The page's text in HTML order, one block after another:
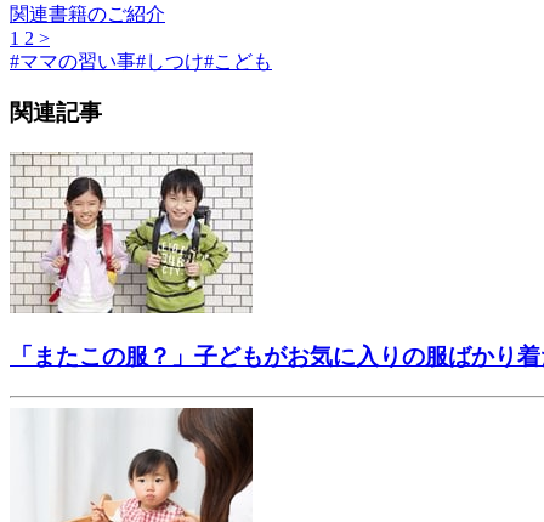
関連書籍のご紹介
1 2 >
#ママの習い事#しつけ#こども
関連記事
「またこの服？」子どもがお気に入りの服ばかり